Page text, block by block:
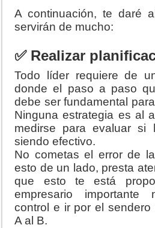
A continuación, te daré
servirán de mucho:
✅ Realizar
Todo líder requiere de
donde el paso a paso
debe ser fundamental
Ninguna estrategia es al
medirse para evaluar si
siendo efectivo.
No cometas el error de
esto de un lado, presta
que esto te está
empresario importante
control e ir por el
A al B.